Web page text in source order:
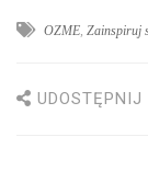
OZME Zainspiruj
UDOSTĘPNIJ